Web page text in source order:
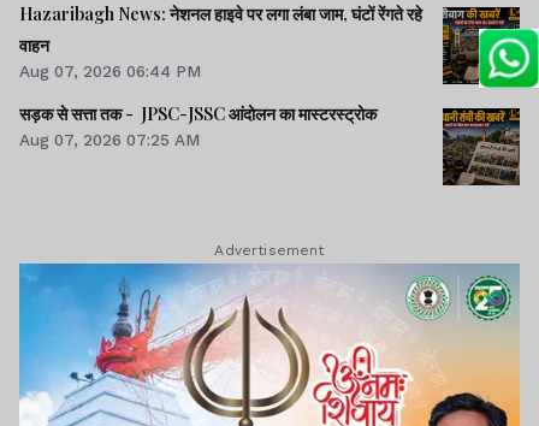
Hazaribagh News: नेशनल हाइवे पर लगा लंबा जाम, घंटों रेंगते रहे
वाहन
Aug 07, 2026 06:44 PM
सड़क से सत्ता तक - JPSC-JSSC आंदोलन का मास्टरस्ट्रोक
Aug 07, 2026 07:25 AM
Advertisement